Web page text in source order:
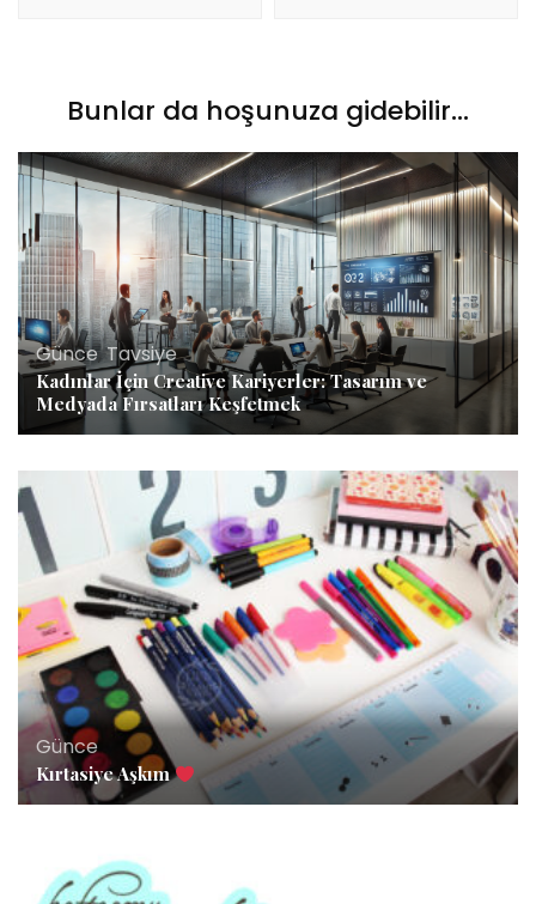
Bunlar da hoşunuza gidebilir...
Günce,Tavsiye
Kadınlar İçin Creative Kariyerler: Tasarım ve
Medyada Fırsatları Keşfetmek
Günce
Kırtasiye Aşkım